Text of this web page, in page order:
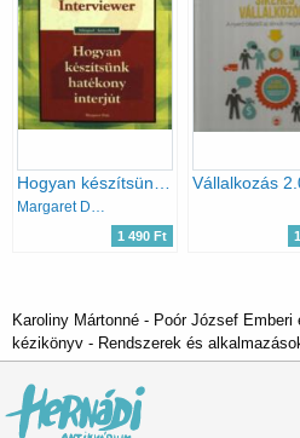
Hogyan készítsünk hatékony interjút - How to be a better... Interviewer
Margaret Dale
1 490 Ft
Karoliny Mártonné - Poór József Emberi
kézikönyv - Rendszerek és